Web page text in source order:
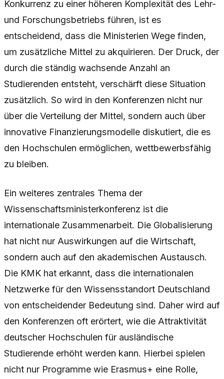
Konkurrenz zu einer höheren Komplexität des Lehr-
und Forschungsbetriebs führen, ist es
entscheidend, dass die Ministerien Wege finden,
um zusätzliche Mittel zu akquirieren. Der Druck, der
durch die ständig wachsende Anzahl an
Studierenden entsteht, verschärft diese Situation
zusätzlich. So wird in den Konferenzen nicht nur
über die Verteilung der Mittel, sondern auch über
innovative Finanzierungsmodelle diskutiert, die es
den Hochschulen ermöglichen, wettbewerbsfähig
zu bleiben.
Ein weiteres zentrales Thema der
Wissenschaftsministerkonferenz ist die
internationale Zusammenarbeit. Die Globalisierung
hat nicht nur Auswirkungen auf die Wirtschaft,
sondern auch auf den akademischen Austausch.
Die KMK hat erkannt, dass die internationalen
Netzwerke für den Wissensstandort Deutschland
von entscheidender Bedeutung sind. Daher wird auf
den Konferenzen oft erörtert, wie die Attraktivität
deutscher Hochschulen für ausländische
Studierende erhöht werden kann. Hierbei spielen
nicht nur Programme wie Erasmus+ eine Rolle,